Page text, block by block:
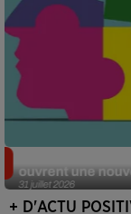
31 juillet 2026
ouvrent une
+ D'ACTU